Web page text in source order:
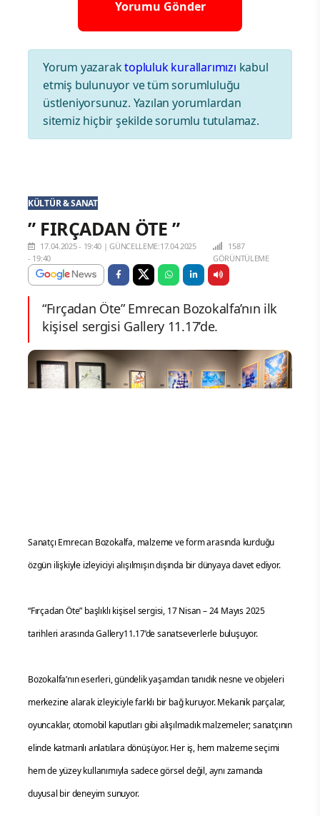
Yorum yazaraktopluluk kurallarımızı kabul
etmiş bulunuyor ve tüm sorumluluğu
üstleniyorsunuz. Yazılan yorumlardan
sitemiz hiçbir şekilde sorumlu tutulamaz.
KÜLTÜR & SANAT
” FIRÇADAN ÖTE ”
17.04.2025 - 19:40 |GÜNCELLEME:17.04.2025
- 19:40
1587
GÖRÜNTÜLEME
“Fırçadan Öte” Emrecan Bozokalfa’nın ilk
kişisel sergisi Gallery 11.17’de.
Sanatçı Emrecan Bozokalfa, malzeme ve form arasında kurduğu
özgün ilişkiyle izleyiciyi alışılmışın dışında bir dünyaya davet ediyor.
“Fırçadan Öte” başlıklı kişisel sergisi, 17 Nisan – 24 Mayıs 2025
tarihleri arasında Gallery11.17’de sanatseverlerle buluşuyor.
Bozokalfa’nın eserleri, gündelik yaşamdan tanıdık nesne ve objeleri
merkezine alarak izleyiciyle farklı bir bağ kuruyor. Mekanik parçalar,
oyuncaklar, otomobil kaputları gibi alışılmadık malzemeler; sanatçının
elinde katmanlı anlatılara dönüşüyor. Her iş, hem malzeme seçimi
hem de yüzey kullanımıyla sadece görsel değil, aynı zamanda
duyusal bir deneyim sunuyor.